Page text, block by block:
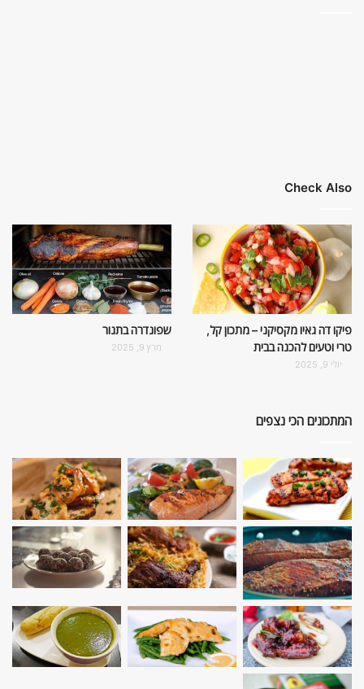
Check Also
פיקו דה גאיו מקסיקני – מתכון קל,
טרי וטעים להכנה בבית
יולי 9, 2025
שפונדרה בתנור
מרץ 9, 2025
המתכונים הכי נצפים